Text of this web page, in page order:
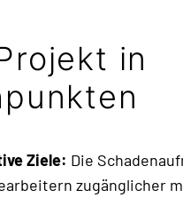
in
Ziele: Die
zugänglicher